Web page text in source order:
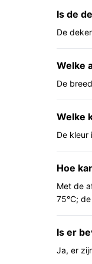
Voor
Dit
aparte
Is de
De
Welke
De
Welke
De kleur
Hoe
Met de
75°C;
Is er
Ja, er